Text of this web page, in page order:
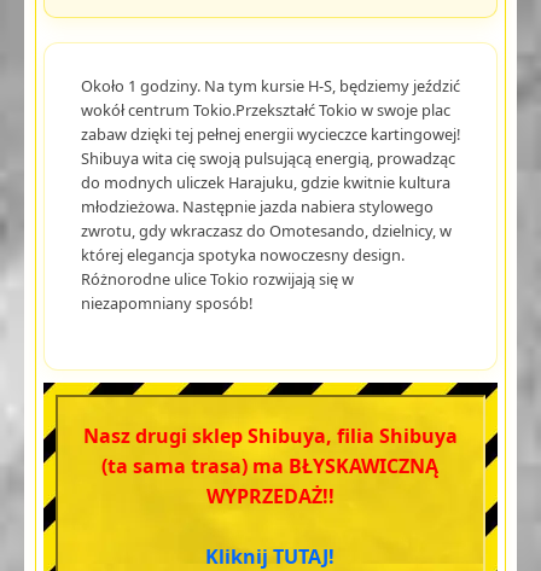
Około 1 godziny. Na tym kursie H-S, będziemy jeździć
wokół centrum Tokio.Przekształć Tokio w swoje plac
zabaw dzięki tej pełnej energii wycieczce kartingowej!
Shibuya wita cię swoją pulsującą energią, prowadząc
do modnych uliczek Harajuku, gdzie kwitnie kultura
młodzieżowa. Następnie jazda nabiera stylowego
zwrotu, gdy wkraczasz do Omotesando, dzielnicy, w
której elegancja spotyka nowoczesny design.
Różnorodne ulice Tokio rozwijają się w
niezapomniany sposób!
Nasz drugi sklep Shibuya, filia Shibuya
(ta sama trasa) ma BŁYSKAWICZNĄ
WYPRZEDAŻ!!
Kliknij TUTAJ!